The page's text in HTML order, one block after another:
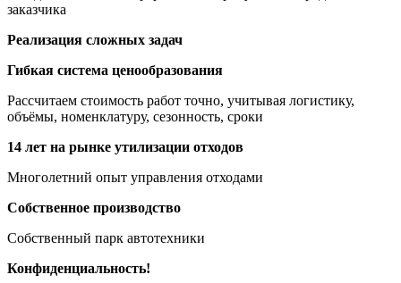
заказчика
Реализация сложных задач
Гибкая система ценообразования
Рассчитаем стоимость работ точно, учитывая логистику,
объёмы, номенклатуру, сезонность, сроки
14 лет на рынке утилизации отходов
Многолетний опыт управления отходами
Собственное производство
Собственный парк автотехники
Конфиденциальность!